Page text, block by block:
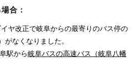
合：
ヤ改正で岐阜からの最寄りのバス停の
がなくなりました。
駅から岐阜バスの高速バス（岐阜八幡